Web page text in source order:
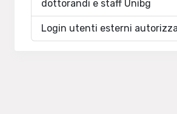
dottorandi e staff Unibg
Login utenti esterni